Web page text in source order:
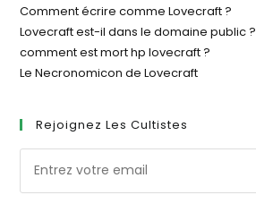
Comment écrire comme Lovecraft ?
Lovecraft est-il dans le domaine public ?
comment est mort hp lovecraft​ ?
Le Necronomicon de Lovecraft
Rejoignez Les Cultistes